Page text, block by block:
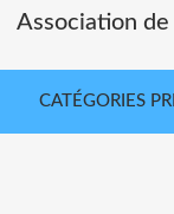
Association
CATÉGORIES